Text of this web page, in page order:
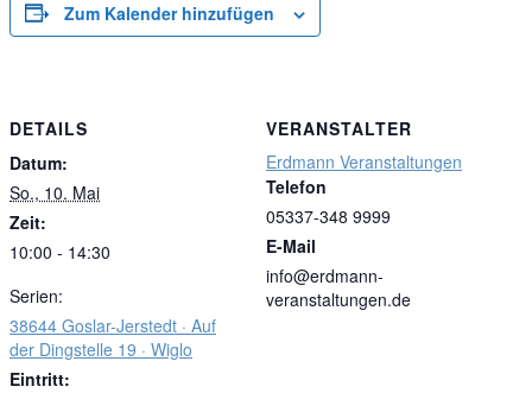
Zum Kalender hinzufügen
DETAILS
Datum:
So., 10. Mai
Zeit:
10:00 - 14:30
Serien:
38644 Goslar-Jerstedt · Auf
der Dingstelle 19 · Wiglo
Eintritt:
VERANSTALTER
Erdmann Veranstaltungen
Telefon
05337-348 9999
E-Mail
info@erdmann-
veranstaltungen.de